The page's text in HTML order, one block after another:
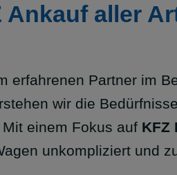
Ankauf aller
erfahrenen Partner im
wir die
einem Fokus auf KFZ
unkompliziert und